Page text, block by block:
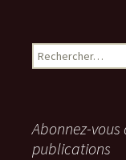
Rechercher :
Abonnez-vous
publications